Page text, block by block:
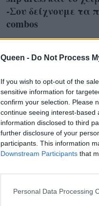
Queen - Do Not Process
If you wish to opt-out of the
sensitive information for
confirm your selection. Please
continue seeing interest-
information disclosed to third
further disclosure of your
participants. This information
Downstream Participants that
Personal Data Processing
-Σου δείχνουμε τα
combos
Η Μπέττυ
κατακόκκινο
slip dress αλά
Beckham